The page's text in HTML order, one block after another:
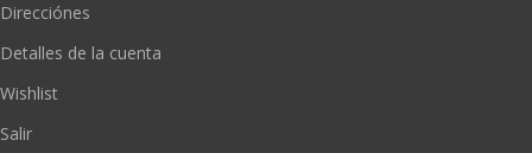
Direcciónes
Detalles de la cuenta
Wishlist
Salir